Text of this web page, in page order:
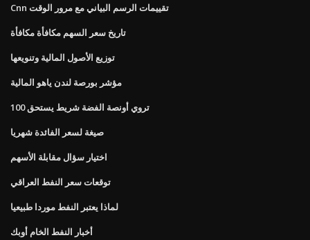
Cnn تقييمات الرسم البياني مع مرور الوقت
تاريخ سعر السهم مكافأة مكافأة
توزيع الأصول المالية وتنويعها
مؤشر بورصة لندن ياهو المالية
100 تروي أونصة الفضة شريط يستحق
صيغة لسعر الفائدة شهريا
اختيار سؤال مقابلة الأسهم
توقعات سعر النفط العراقي
لماذا يعتبر النفط موردا طبيعيا
أخبار النفط الخام أوبك